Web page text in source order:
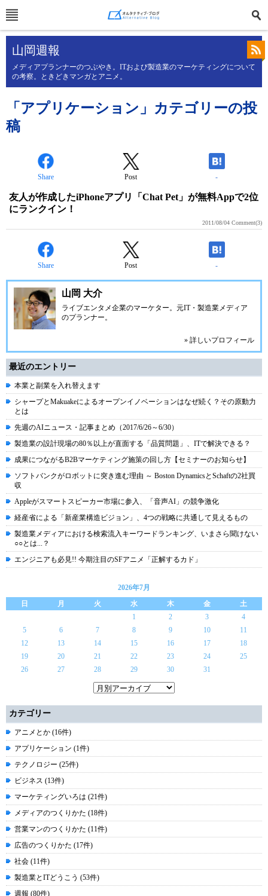
山岡週報
メディアプランナーのつぶやき。ITおよび製造業のマーケティングについて
の考察。ときどきマンガとアニメ。
「アプリケーション」カテゴリーの投
稿
Share Post -
友人が作成したiPhoneアプリ「Chat Pet」が無料Appで2位
にランクイン！
2011/08/04 Comment(3)
Share Post -
山岡 大介
ライブエンタメ企業のマーケター。元IT・製造業メディア
のプランナー。
» 詳しいプロフィール
最近のエントリー
本業と副業を入れ替えます
シャープとMakuakeによるオープンイノベーションはなぜ続く？その原動力
とは
先週のAIニュース・記事まとめ（2017/6/26～6/30）
製造業の設計現場の80％以上が直面する「品質問題」、ITで解決できる？
成果につながるB2Bマーケティング施策の回し方【セミナーのお知らせ】
ソフトバンクがロボットに突き進む理由 ～ Boston DynamicsとSchaftの2社買
収
Appleがスマートスピーカー市場に参入、「音声AI」の競争激化
経産省による「新産業構造ビジョン」、4つの戦略に共通して見えるもの
製造業メディアにおける検索流入キーワードランキング、いまさら聞けない
○○とは...？
エンジニアも必見!! 今期注目のSFアニメ「正解するカド」
2026年7月
日
月 火 水 木 金
土
1
2 3
4
5
6 7 8 9 10
11
12
13 14 15 16 17
18
19
20 21 22 23 24
25
26
27 28 29 30 31
カテゴリー
アニメとか (16件)
アプリケーション (1件)
テクノロジー (25件)
ビジネス (13件)
マーケティングいろは (21件)
メディアのつくりかた (18件)
営業マンのつくりかた (11件)
広告のつくりかた (17件)
社会 (11件)
製造業とITどうこう (53件)
週報 (80件)